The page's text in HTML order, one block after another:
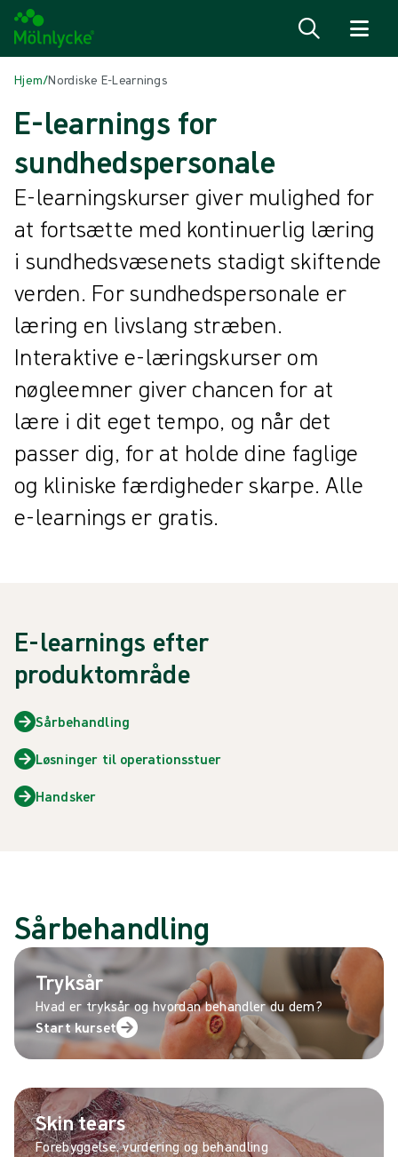
Hjem/Nordiske E-Learnings
E-learnings for
sundhedspersonale
E-learningskurser giver mulighed for
at fortsætte med kontinuerlig læring
i sundhedsvæsenets stadigt skiftende
verden. For sundhedspersonale er
læring en livslang stræben.
Interaktive e-læringskurser om
nøgleemner giver chancen for at
lære i dit eget tempo, og når det
passer dig, for at holde dine faglige
og kliniske færdigheder skarpe. Alle
e-learnings er gratis.
E-learnings efter
produktområde
Sårbehandling
Løsninger til operationsstuer
Handsker
Sårbehandling
Tryksår
Hvad er tryksår og hvordan behandler du dem?
Start kurset
Skin tears
Forebyggelse, vurdering og behandling